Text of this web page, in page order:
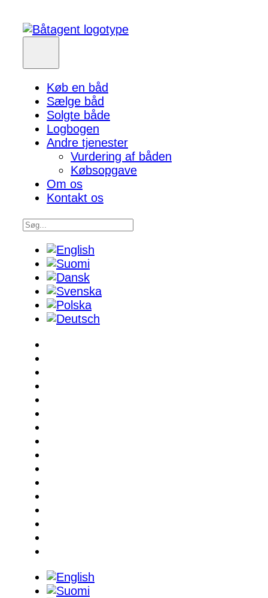
Køb en båd
Sælge båd
Solgte både
Logbogen
Andre tjenester
Vurdering af båden
Købsopgave
Om os
Kontakt os